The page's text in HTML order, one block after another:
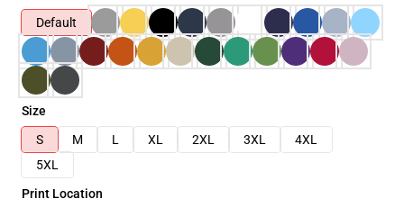
Default
Size
S
M L XL 2XL 3XL
4XL
5XL
Print Location